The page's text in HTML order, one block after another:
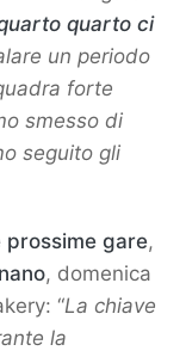
quarto ci
un periodo
forte
smesso di
seguito gli
prossime gare,
, domenica
“La chiave
la